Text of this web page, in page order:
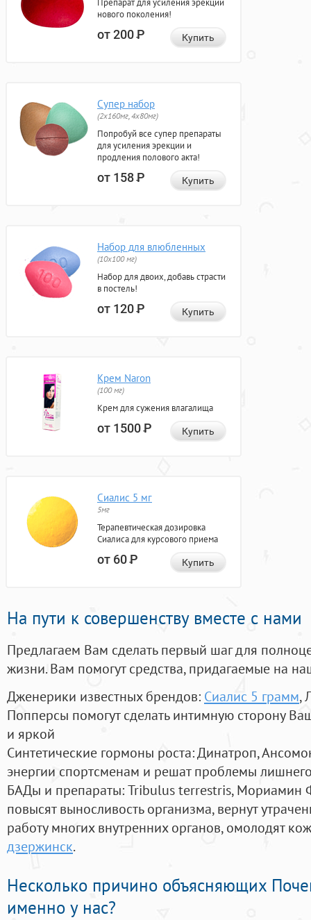
Препарат для усиления эрекции
нового поколения!
от 200Р Купить
Супер набор
(2х160мг, 4х80мг)
Попробуй все супер препараты
для усиления эрекции и
продления полового акта!
от 158Р Купить
Набор для влюбленных
(10х100 мг)
Набор для двоих, добавь страсти
в постель!
от 120Р Купить
Крем Naron
(100 мг)
Крем для сужения влагалища
от 1500Р Купить
Сиалис 5 мг
5мг
Терапевтическая дозировка
Сиалиса для курсового приема
от 60Р Купить
На пути к совершенству вместе с нами
Предлагаем Вам сделать первый шаг для
жизни. Вам помогут средства, придагаемые на
Дженерики известных брендов: Сиалис 5 грамм,
Попперсы помогут сделать интимную сторону
и яркой
Синтетические гормоны роста: Динатроп,
энергии спортсменам и решат проблемы
БАДы и препараты:Tribulus terrestris, Мориамин
повысят выносливость организма, вернут
работу многих внутренних органов, омолодят
дзержинск.
Несколько причино объясняющих
именно у нас?